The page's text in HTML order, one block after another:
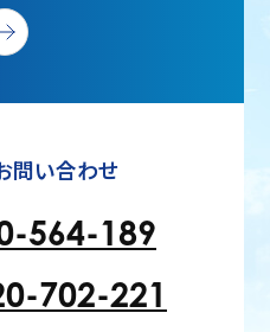
問い合わせ
564-189
702-221